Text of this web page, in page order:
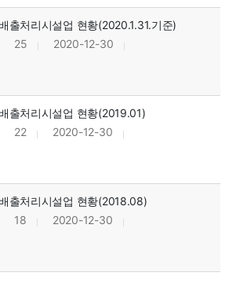
출처리시설업 현황(2020.1.31.기준)
25 2020-12-30
출처리시설업 현황(2019.01)
22 2020-12-30
출처리시설업 현황(2018.08)
18 2020-12-30